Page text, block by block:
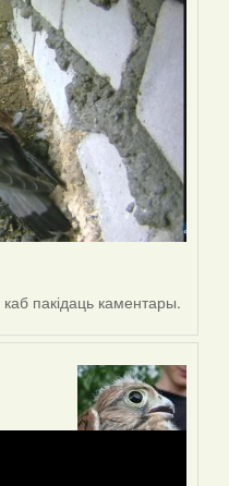
каб пакідаць каментары.